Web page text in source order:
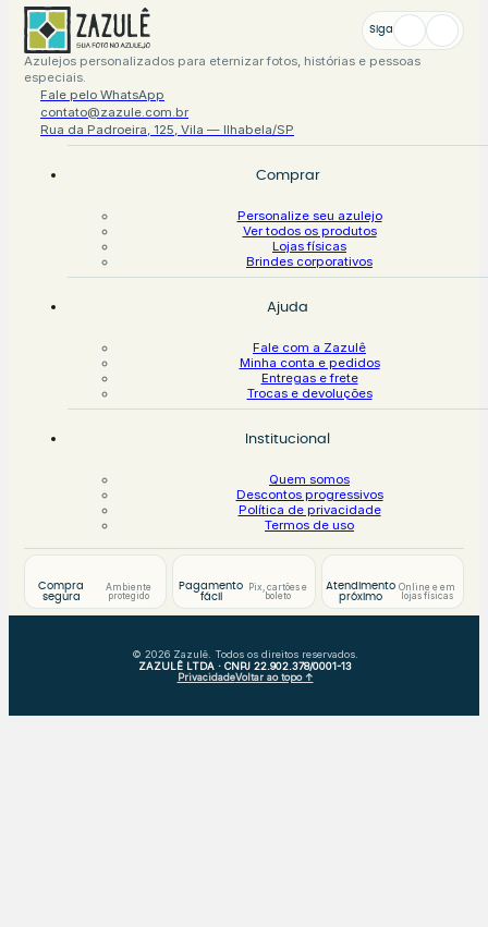
Siga
Azulejos personalizados para eternizar fotos, histórias e pessoas
especiais.
Fale pelo WhatsApp
contato@zazule.com.br
Rua da Padroeira, 125, Vila — Ilhabela/SP
Comprar
Personalize seu azulejo
Ver todos os produtos
Lojas físicas
Brindes corporativos
Ajuda
Fale com a Zazulê
Minha conta e pedidos
Entregas e frete
Trocas e devoluções
Institucional
Quem somos
Descontos progressivos
Política de privacidade
Termos de uso
Compra
segura
Ambiente
protegido
Pagamento
fácil
Pix, cartões e
boleto
Atendimento
próximo
Online e em
lojas físicas
© 2026 Zazulê. Todos os direitos reservados.
ZAZULÊ LTDA · CNPJ 22.902.378/0001-13
PrivacidadeVoltar ao topo ↑